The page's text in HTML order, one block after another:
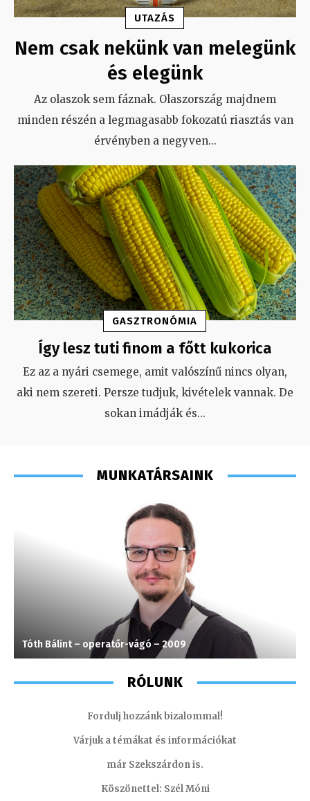
UTAZÁS
Nem csak nekünk van melegünk
és elegünk
Az olaszok sem fáznak. Olaszország majdnem
minden részén a legmagasabb fokozatú riasztás van
érvényben a negyven...
GASZTRONÓMIA
Így lesz tuti finom a főtt kukorica
Ez az a nyári csemege, amit valószínű nincs olyan,
aki nem szereti. Persze tudjuk, kivételek vannak. De
sokan imádják és...
MUNKATÁRSAINK
Tóth Bálint – operatőr-vágó – 2009
RÓLUNK
Fordulj hozzánk bizalommal!
Várjuk a témákat és információkat
már Szekszárdon is.
Köszönettel: Szél Móni